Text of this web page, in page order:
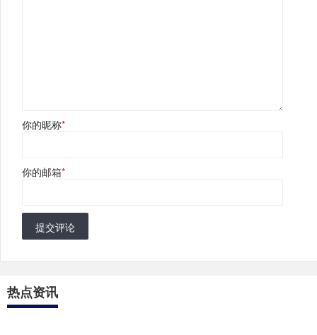
你的昵称*
你的邮箱*
提交评论
热点资讯